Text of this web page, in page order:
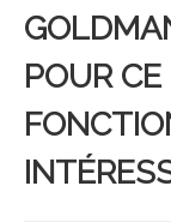
POUR